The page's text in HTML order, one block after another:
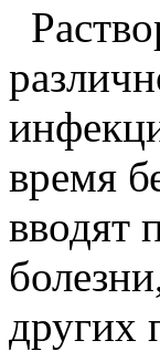
время
вводят
других